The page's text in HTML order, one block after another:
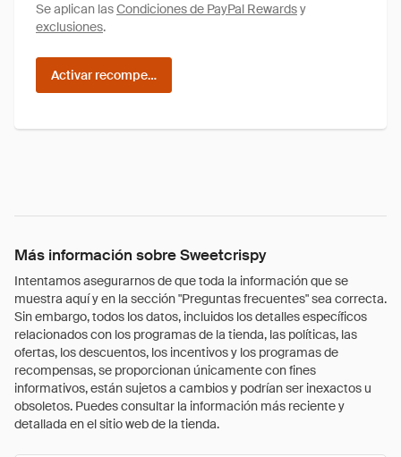
Se aplican lasCondiciones de PayPal Rewardsy
exclusiones.
Activar recompensas
Más información sobre Sweetcrispy
Intentamos asegurarnos de que toda la información que se
muestra aquí y en la sección "Preguntas frecuentes" sea correcta.
Sin embargo, todos los datos, incluidos los detalles específicos
relacionados con los programas de la tienda, las políticas, las
ofertas, los descuentos, los incentivos y los programas de
recompensas, se proporcionan únicamente con fines
informativos, están sujetos a cambios y podrían ser inexactos u
obsoletos. Puedes consultar la información más reciente y
detallada en el sitio web de la tienda.